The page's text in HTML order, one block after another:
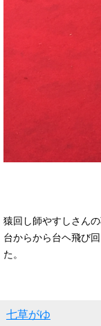
猿回し師やすしさん
台からから台ヘ飛び
た。
七草がゆ